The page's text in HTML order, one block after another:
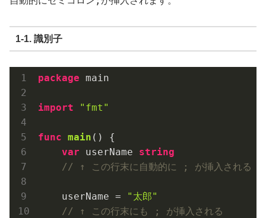
1-1. 識別子
package main
import "fmt"
func main ()
{
var userName string
// ↑ この行末に自動的に ; が挿入される
    userName =
"太郎"
// ↑ この行末にも ; が挿入される